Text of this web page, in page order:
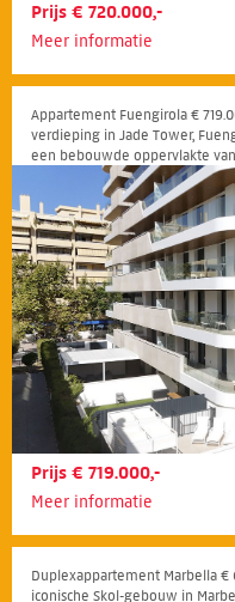
Prijs € 720.000,-
Meer informatie
Appartement Fuengirola €
verdieping in Jade Tower,
een bebouwde oppervlakte
een spectaculair wrap-around
Prijs € 719.000,-
Meer informatie
Duplexappartement Marbella
iconische Skol-gebouw in